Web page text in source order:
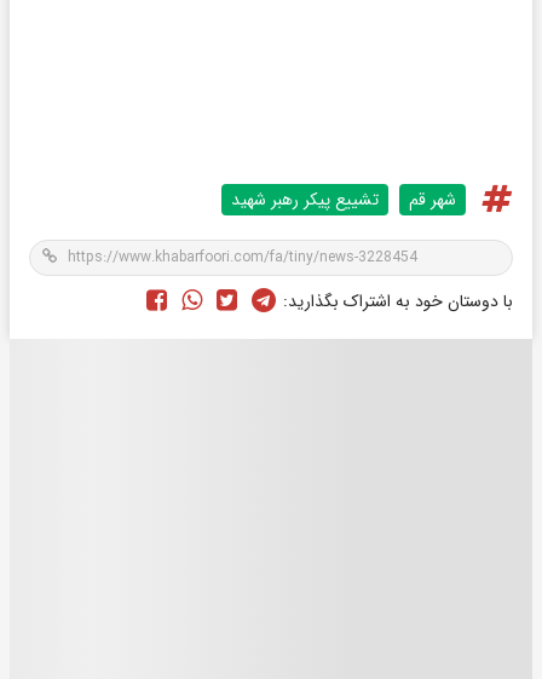
شهر قم تشییع پیکر رهبر شهید
با دوستان خود به اشتراک بگذارید: